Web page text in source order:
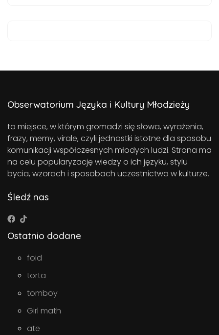
Obserwatorium Języka i Kultury Młodzieży
to miejsce, w którym gromadzi się słowa, wyrażenia,
frazy, memy, virale, czyli jednostki istotne dla sposobu
komunikacji współczesnych młodych ludzi. Strona ma
na celu popularyzację wiedzy o ich języku, stylu
bycia, wzorach i sposobach uczestnictwa w kulturze.
Śledź nas
Ostatnio dodane
foid
torta
tomboy
Girl math
ate